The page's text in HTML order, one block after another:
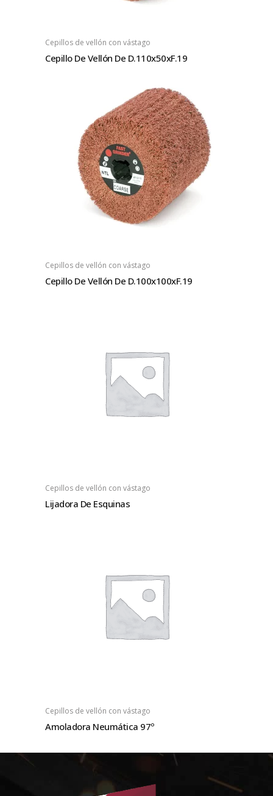
Cepillos de vellón con vástago
Cepillo De Vellón De D.110x50xF.19
Cepillos de vellón con vástago
Cepillo De Vellón De D.100x100xF.19
Cepillos de vellón con vástago
Lijadora De Esquinas
Cepillos de vellón con vástago
Amoladora Neumática 97º